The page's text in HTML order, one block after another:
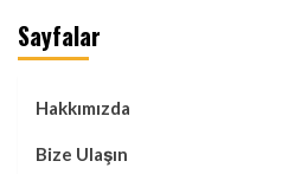
Sayfalar
Hakkımızda
Bize Ulaşın